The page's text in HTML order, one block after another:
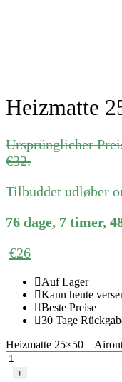
Heizmatte
Ursprünglicher
€32.
Tilbuddet udløber
76 dage, 7 timer,
€26
Auf Lager
Kann heute
Beste Preise
30 Tage
Heizmatte 25×50 –
+